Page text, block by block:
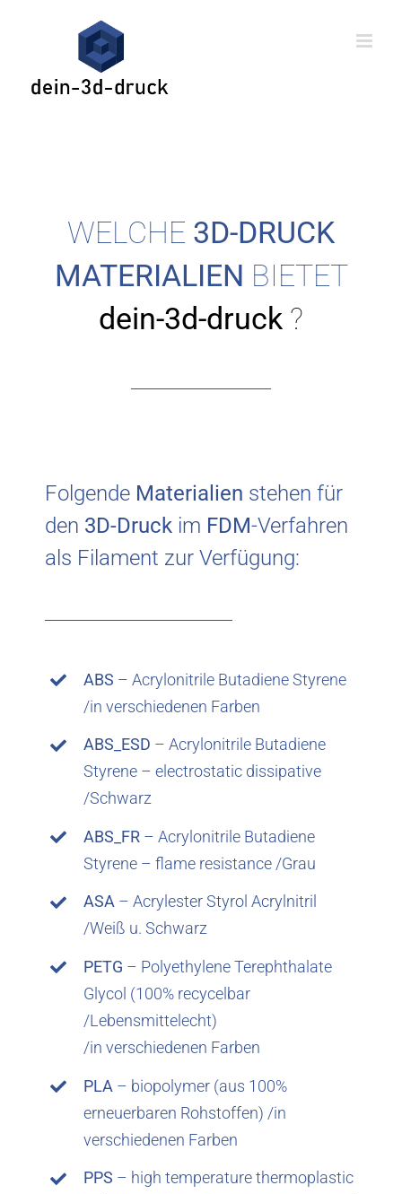
content
WELCHE 3D-DRUCK
MATERIALIEN BIETET
dein-3d-druck ?
Folgende Materialien stehen für
den 3D-Druck im FDM-Verfahren
als Filament zur Verfügung:
ABS – Acrylonitrile Butadiene Styrene
/in verschiedenen Farben
ABS_ESD – Acrylonitrile Butadiene
Styrene – electrostatic dissipative
/Schwarz
ABS_FR – Acrylonitrile Butadiene
Styrene – flame resistance /Grau
ASA – Acrylester Styrol Acrylnitril
/Weiß u. Schwarz
PETG – Polyethylene Terephthalate
Glycol (100% recycelbar
/Lebensmittelecht)
/in verschiedenen Farben
PLA – biopolymer (aus 100%
erneuerbaren Rohstoffen) /in
verschiedenen Farben
PPS – high temperature thermoplastic